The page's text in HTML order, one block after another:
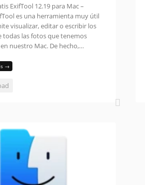
ExifTool 12.19 para Mac –
es una herramienta muy útil
visualizar, editar o escribir los
todas las fotos que tenemos
nuestro Mac. De hecho,…
→